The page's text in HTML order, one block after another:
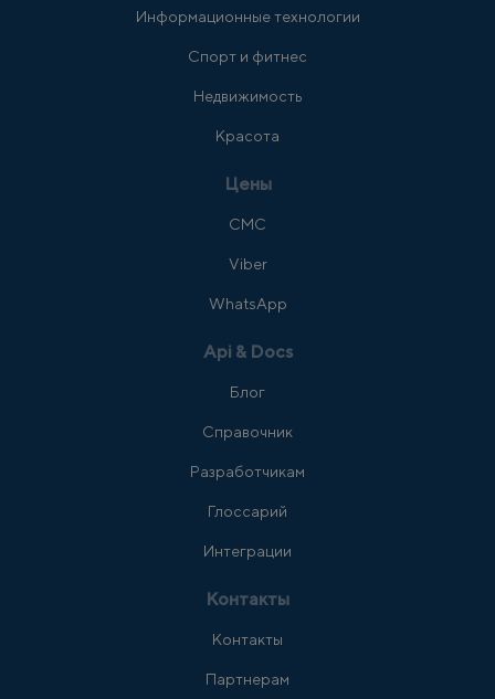
Информационные технологии
Спорт и фитнес
Недвижимость
Красота
Цены
СМС
Viber
WhatsApp
Api & Docs
Блог
Справочник
Разработчикам
Глоссарий
Интеграции
Контакты
Контакты
Партнерам